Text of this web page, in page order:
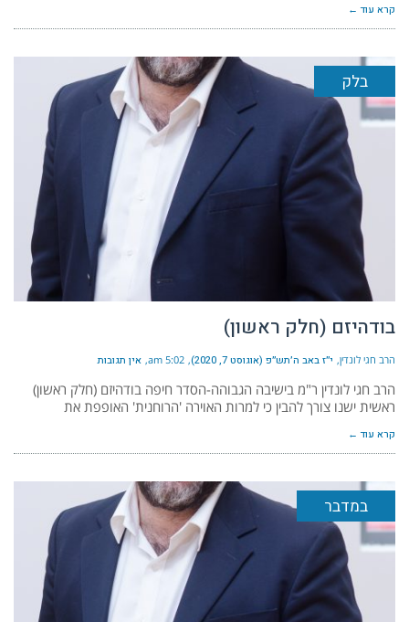
קרא עוד ←
בלק
בודהיזם (חלק ראשון)
הרב חגי לונדין י״ז באב ה׳תש״פ (אוגוסט 7, 2020) 5:02 am אין תגובות
הרב חגי לונדין ר"מ בישיבה הגבוהה-הסדר חיפה בודהיזם (חלק ראשון)
ראשית ישנו צורך להבין כי למרות האוירה 'הרוחנית' האופפת את
קרא עוד ←
במדבר